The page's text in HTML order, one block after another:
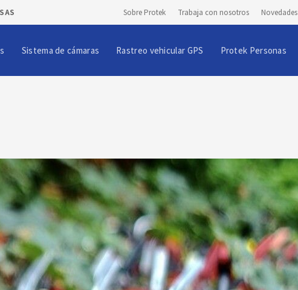
Sobre Protek Trabaja con nosotros Novedades
Sistema de cámaras Rastreo vehicular GPS Protek Personas